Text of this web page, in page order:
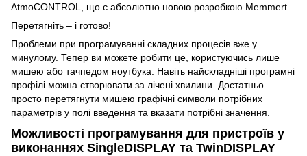
AtmoCONTROL, що є абсолютно новою розробкою Memmert.
Перетягніть – і готово!
Проблеми при програмуванні складних процесів вже у
минулому. Тепер ви можете робити це, користуючись лише
мишею або тачпедом ноутбука. Навіть найскладніші програмні
профілі можна створювати за лічені хвилини. Достатньо
просто перетягнути мишею графічні символи потрібних
параметрів у полі введення та вказати потрібні значення.
Можливості програмування для пристроїв у
виконаннях SingleDISPLAY та TwinDISPLAY